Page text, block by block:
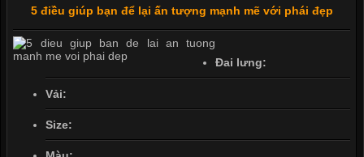
5 điều giúp bạn để lại ấn tượng mạnh mẽ với phái đẹp
Đai lưng:
Vải:
Size: